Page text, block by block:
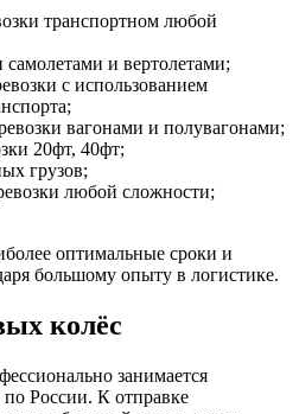
транспортном любой
и вертолетами;
с использованием
вагонами и полувагонами;
20фт, 40фт;
грузов;
любой сложности;
оптимальные сроки и
большому опыту в логистике.
колёс
занимается
по России. К отправке